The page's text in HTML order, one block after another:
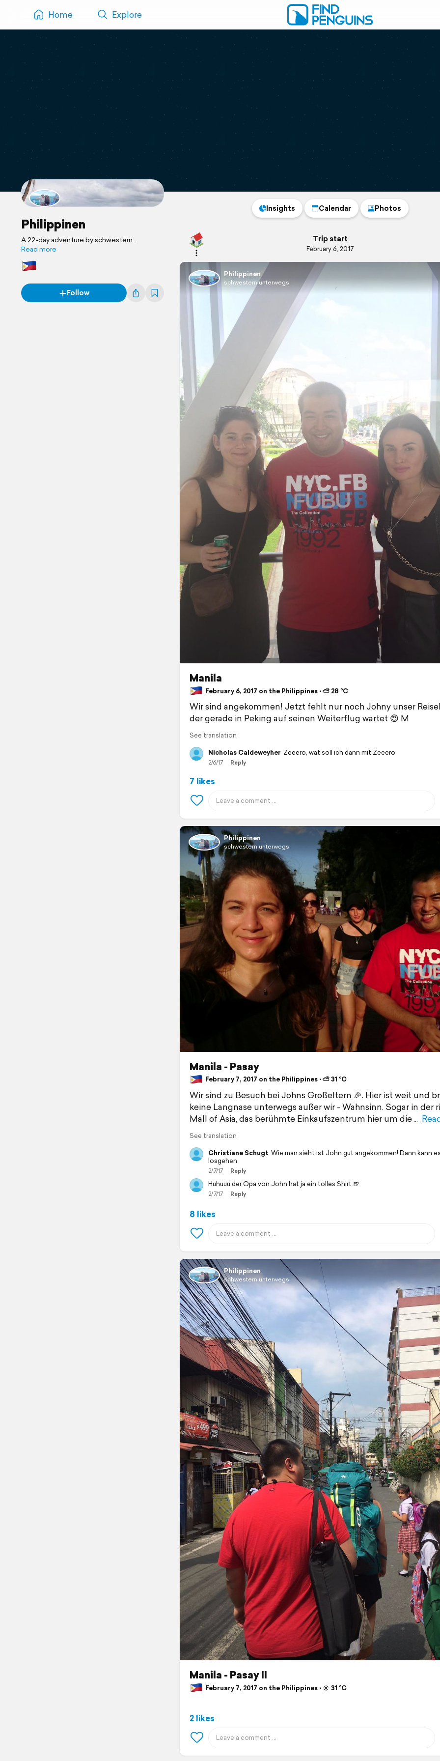
Home Explore
Philippinen
A 22-day adventure by schwestern
unterwegs
Read more
Follow
Insights Calendar Photos
Trip start
February 6, 2017
Philippinen
schwestern unterwegs
Manila
February 6, 2017 on the Philippines ⋅ ⛅ 28 °C
Wir sind angekommen! Jetzt fehlt nur noch Johny unser
der gerade in Peking auf seinen Weiterflug wartet 😍 M
See translation
Nicholas Caldeweyher Zeeero, wat soll ich dann mit Zeeero
2/6/17 Reply
7 likes
Philippinen
schwestern unterwegs
Manila - Pasay
February 7, 2017 on the Philippines ⋅ ⛅ 31 °C
Wir sind zu Besuch bei Johns Großeltern 🎉. Hier ist weit und
keine Langnase unterwegs außer wir - Wahnsinn. Sogar in der
Mall of Asia, das berühmte Einkaufszentrum hier um die
See translation
Christiane Schugt Wie man sieht ist John gut angekommen! Dann kann
losgehen
2/7/17 Reply
Huhuuu der Opa von John hat ja ein tolles Shirt 🍺
2/7/17 Reply
8 likes
Philippinen
schwestern unterwegs
Manila - Pasay II
February 7, 2017 on the Philippines ⋅ ☀️ 31 °C
2 likes